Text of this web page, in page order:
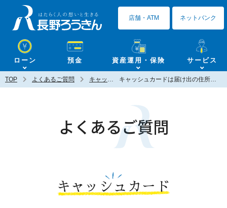
ローン 預金 資産運用・保険 サービス
店舗・ATM ネットバンク
TOP よくあるご質問 キャッシュカード キャッシュカードは届け出の住所以外への郵送や、店頭での受け取りは可能ですか？
よくあるご質問
キャッシュカード